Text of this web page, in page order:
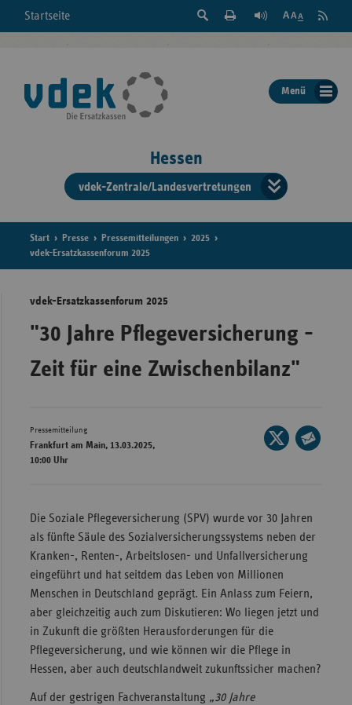
Startseite
Suche
der
Seite
Feed
Menü
Hessen
vdek-Zentrale/Landesvertretungen
der
Start Presse Pressemitteilungen
2025
vdek-Ersatzkassenforum 2025
vdek-Ersatzkassenforum 2025
"30 Jahre Pflegeversicherung -
Zeit für eine Zwischenbilanz"
Pressemitteilung
Frankfurt am Main, 13.03.2025,
10:00 Uhr
Seite
auf
Mail
teilen
Die Soziale Pflegeversicherung (SPV) wurde vor 30 Jahren
als fünfte Säule des Sozialversicherungssystems neben der
Kranken-, Renten-, Arbeitslosen- und Unfallversicherung
eingeführt und hat seitdem das Leben von Millionen
Menschen in Deutschland geprägt. Ein Anlass zum Feiern,
aber gleichzeitig auch zum Diskutieren: Wo liegen jetzt und
in Zukunft die größten Herausforderungen für die
Pflegeversicherung, und wie können wir die Pflege in
Hessen, aber auch deutschlandweit zukunftssicher machen?
Auf der gestrigen Fachveranstaltung „30 Jahre